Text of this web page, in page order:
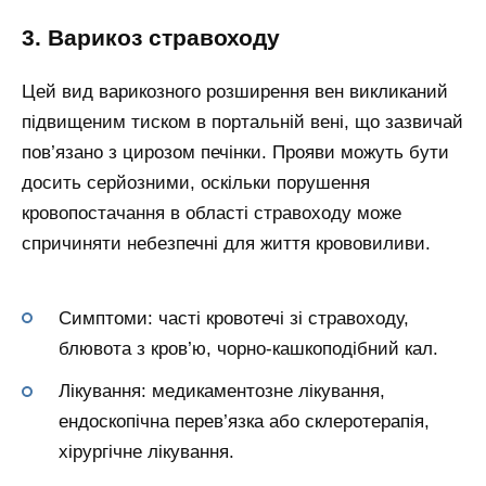
3. Варикоз стравоходу
Цей вид варикозного розширення вен викликаний
підвищеним тиском в портальній вені, що зазвичай
пов’язано з цирозом печінки. Прояви можуть бути
досить серйозними, оскільки порушення
кровопостачання в області стравоходу може
спричиняти небезпечні для життя крововиливи.
Симптоми: часті кровотечі зі стравоходу,
блювота з кров’ю, чорно-кашкоподібний кал.
Лікування: медикаментозне лікування,
ендоскопічна перев’язка або склеротерапія,
хірургічне лікування.